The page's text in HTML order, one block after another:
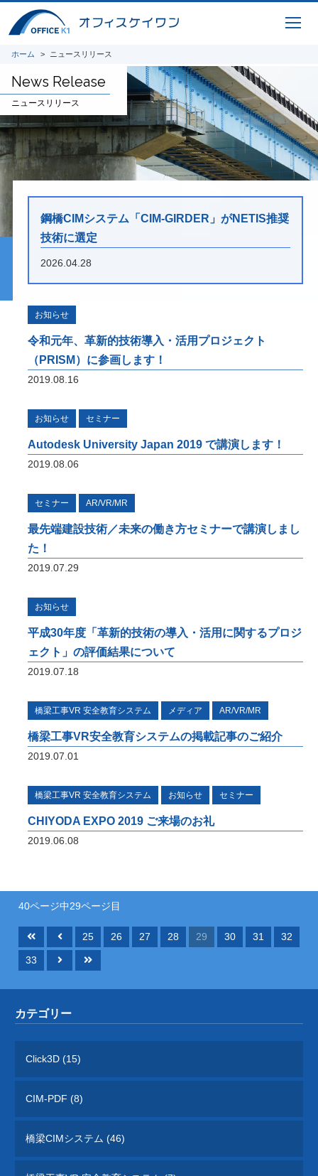
橋梁CIM 支援サービス 3Dモデリング、設
AR / VR、自社プログラムを利用した設計図
面、原寸展開データ作成、 スタッド配置図
作成、曲面展開図作成
研究開発
将来の橋梁建設システムの生産性向上に貢献
すべく、3Dモデルを中心とした研究開発に
いたします。
が取り組んだ「建設現場の生産性を飛躍的に
するプロジェクト」をご紹介しています。
橋」「トラス橋」「斜張橋」「吊橋」に大別
できます。 全国各地で地域のランドマーク
ホーム ニュースリリース
News Release
ニュースリリース
鋼橋CIMシステム「CIM-GIRDER」がNETIS推奨
技術に選定
2026.04.28
お知らせ
令和元年、革新的技術導入・活用プロジェクト
（PRISM）に参画します！
2019.08.16
お知らせ セミナー
Autodesk University Japan 2019 で講演します！
2019.08.06
セミナー AR/VR/MR
最先端建設技術／未来の働き方セミナーで講演しまし
た！
2019.07.29
お知らせ
平成30年度「革新的技術の導入・活用に関するプロジ
ェクト」の評価結果について
2019.07.18
橋梁工事VR 安全教育システム メディア AR/VR/MR
橋梁工事VR安全教育システムの掲載記事のご紹介
2019.07.01
橋梁工事VR 安全教育システム お知らせ セミナー
CHIYODA EXPO 2019 ご来場のお礼
2019.06.08
40ページ中29ページ目
25 26 27 28 29 30 31 32
33
カテゴリー
Click3D (15)
CIM-PDF (8)
橋梁CIMシステム (46)